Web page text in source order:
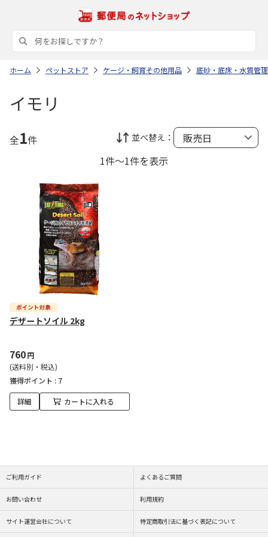
ホーム ペットストア ケージ・飼育その他用品 底砂・底床・水質管
イモリ
全1件 並べ替え：
1件～1件を表示
デザートソイル 2kg
760円
(送料別・税込)
獲得ポイント : 7
詳細 カートに入れる
ご利用ガイド よくあるご質問
お問い合わせ 利用規約
サイト運営会社について 特定商取引法に基づく表記について